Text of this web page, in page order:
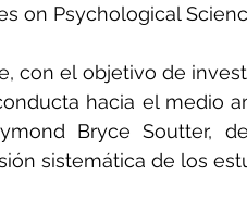
on Psychological
con el objetivo de
hacia el medio
Bryce Soutter,
sistemática de los